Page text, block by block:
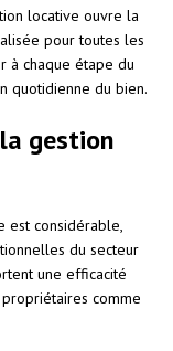
locative ouvre la
pour toutes les
à chaque étape du
quotidienne du bien.
gestion
est considérable,
du secteur
une efficacité
comme